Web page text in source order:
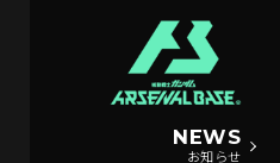
NEWS
お知らせ